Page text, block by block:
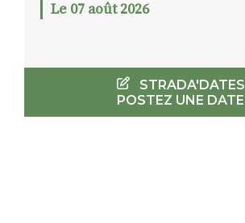
Le 07 août 2026
STRADA'DATES
POSTEZ UNE DATE